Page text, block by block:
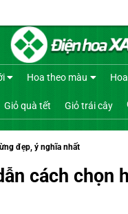
Hoa theo màu
Giỏ quà tết Giỏ trái cây
đẹp, ý nghĩa nhất
cách chọn